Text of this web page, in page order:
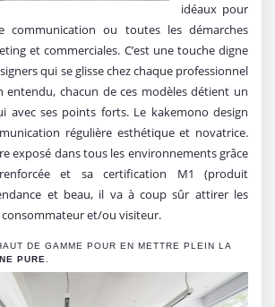
idéaux pour
communication ou toutes les démarches
et commerciales. C’est une touche digne
qui se glisse chez chaque professionnel
entendu, chacun de ces modèles détient un
avec ses points forts. Le kakemono design
régulière esthétique et novatrice.
exposé dans tous les environnements grâce
et sa certification M1 (produit
et beau, il va à coup sûr attirer les
consommateur et/ou visiteur.
DE GAMME POUR EN METTRE PLEIN LA
PURE